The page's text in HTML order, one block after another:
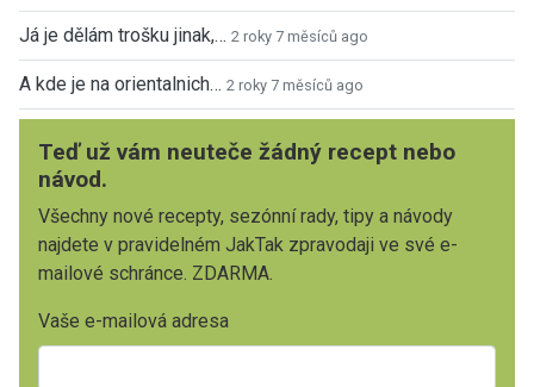
Já je dělám trošku jinak,… 2 roky 7 měsíců ago
A kde je na orientalnich… 2 roky 7 měsíců ago
Teď už vám neuteče žádný recept nebo
návod.
Všechny nové recepty, sezónní rady, tipy a návody
najdete v pravidelném JakTak zpravodaji ve své e-
mailové schránce. ZDARMA.
Vaše e-mailová adresa